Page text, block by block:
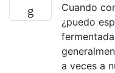
Cuando
¿puedo
a veces a